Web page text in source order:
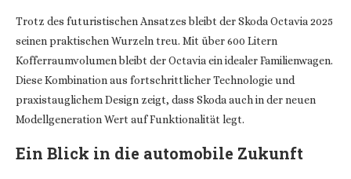
Trotz des futuristischen Ansatzes bleibt der Skoda Octavia 2025
seinen praktischen Wurzeln treu. Mit über 600 Litern
Kofferraumvolumen bleibt der Octavia ein idealer Familienwagen.
Diese Kombination aus fortschrittlicher Technologie und
praxistauglichem Design zeigt, dass Skoda auch in der neuen
Modellgeneration Wert auf Funktionalität legt.
Ein Blick in die automobile Zukunft